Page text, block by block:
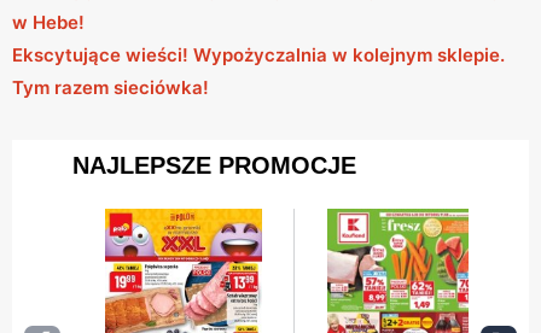
w Hebe!
Ekscytujące wieści! Wypożyczalnia w kolejnym sklepie.
Tym razem sieciówka!